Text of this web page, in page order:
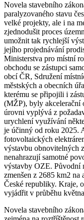
Novela stavebního
paralyzovaného stavu
velké projekty, ale i na
zjednodušit proces
umožnit tak rychlejší
jejího projednávání
Ministerstva pro místní
obchodu se zástupci
obcí ČR, Sdružení
městských a obecních
kterému se připojili i
(MŽP), byly akcelerační
úrovni vyplývá z
urychlení využívání
je účinný od roku 2025.
fotovoltaických
výstavbu obnovitelných
nenahrazují samotné
výstavby OZE. Původní
zmenšen z 2685 km2
České republiky. Kraje,
vyjádřit v průběhu
Novela stavebního